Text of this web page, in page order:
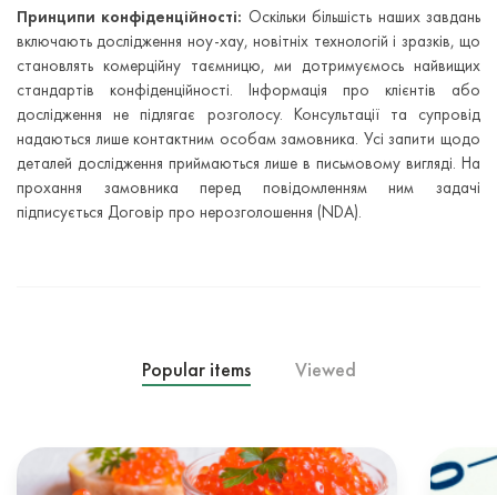
Принципи конфіденційності: Оскільки більшість наших завдань
включають дослідження ноу-хау, новітніх технологій і зразків, що
становлять комерційну таємницю, ми дотримуємось найвищих
стандартів конфіденційності. Інформація про клієнтів або
дослідження не підлягає розголосу. Консультації та супровід
надаються лише контактним особам замовника. Усі запити щодо
деталей дослідження приймаються лише в письмовому вигляді. На
прохання замовника перед повідомленням ним задачі
підписується Договір про нерозголошення (NDA).
Popular items Viewed